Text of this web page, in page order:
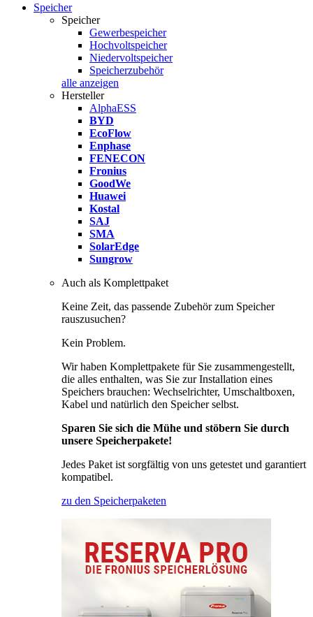
Speicher
Speicher
Gewerbespeicher
Hochvoltspeicher
Niedervoltspeicher
Speicherzubehör
alle anzeigen
Hersteller
AlphaESS
BYD
EcoFlow
Enphase
FENECON
Fronius
GoodWe
Huawei
Kostal
SAJ
SMA
SolarEdge
Sungrow
Auch als Komplettpaket
Keine Zeit, das passende Zubehör zum Speicher
rauszusuchen?
Kein Problem.
Wir haben Komplettpakete für Sie zusammengestellt,
die alles enthalten, was Sie zur Installation eines
Speichers brauchen: Wechselrichter, Umschaltboxen,
Kabel und natürlich den Speicher selbst.
Sparen Sie sich die Mühe und stöbern Sie durch
unsere Speicherpakete!
Jedes Paket ist sorgfältig von uns getestet und garantiert
kompatibel.
zu den Speicherpaketen